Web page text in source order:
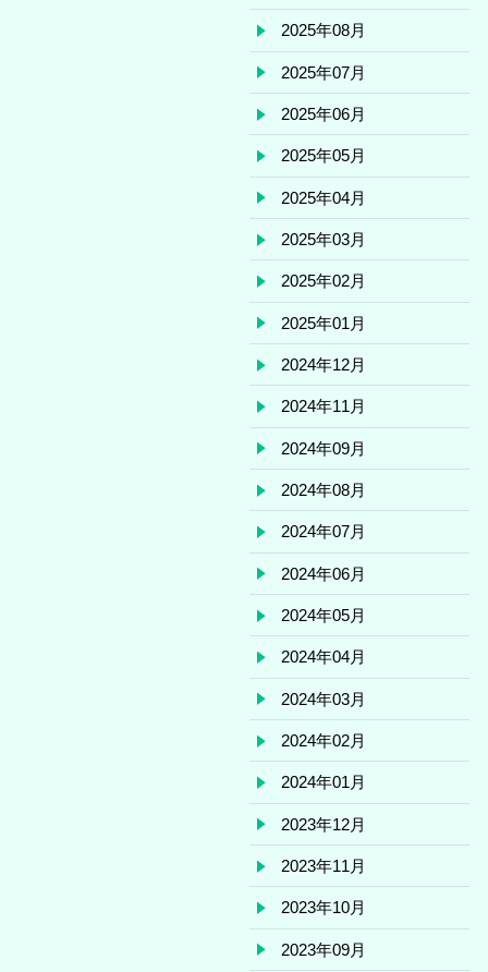
2025年08月
2025年07月
2025年06月
2025年05月
2025年04月
2025年03月
2025年02月
2025年01月
2024年12月
2024年11月
2024年09月
2024年08月
2024年07月
2024年06月
2024年05月
2024年04月
2024年03月
2024年02月
2024年01月
2023年12月
2023年11月
2023年10月
2023年09月